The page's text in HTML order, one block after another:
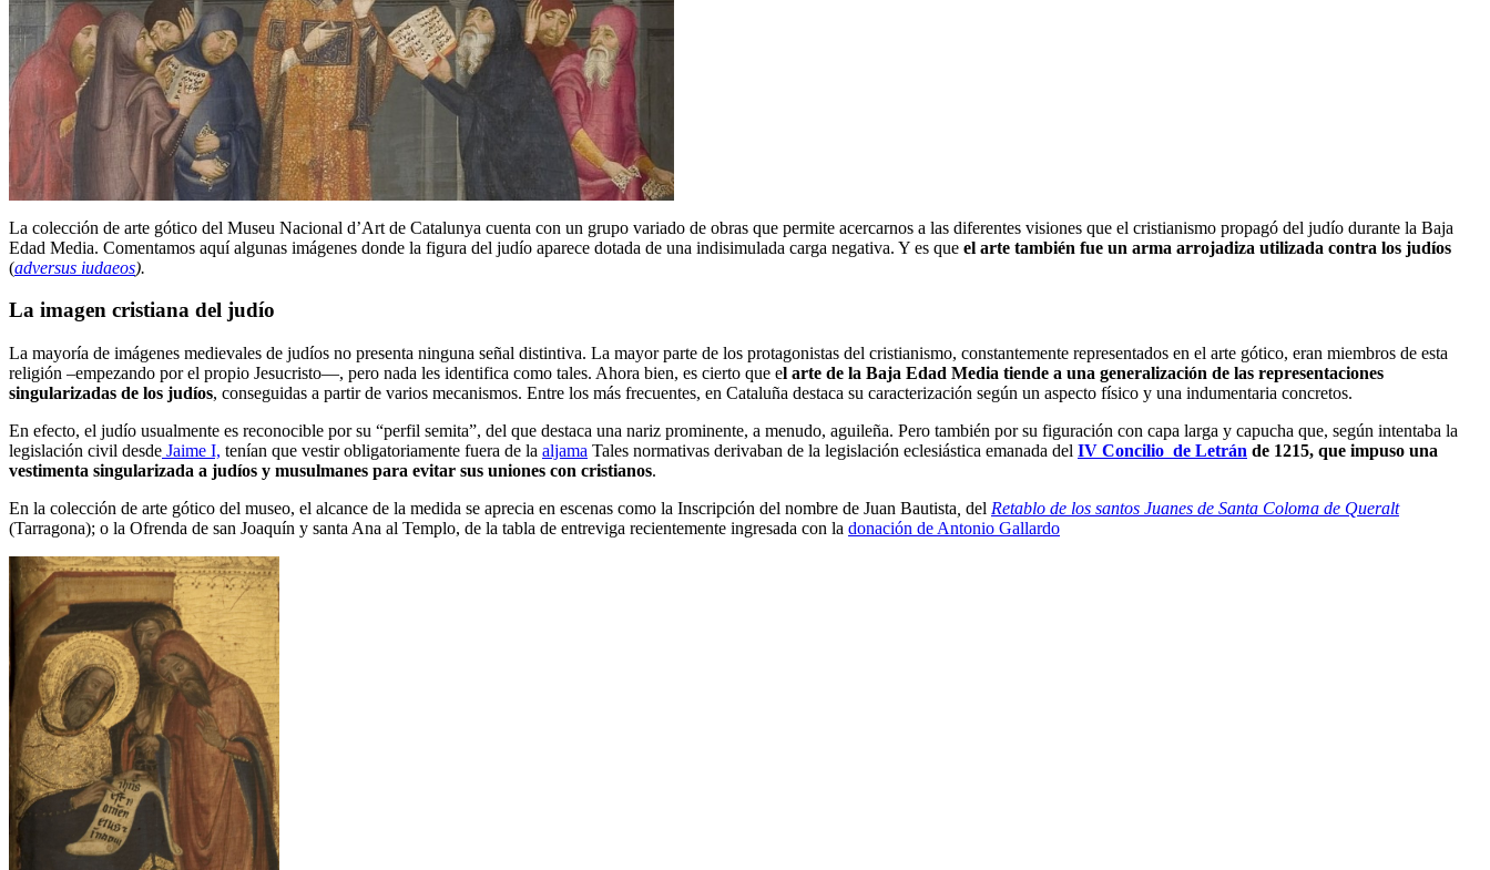
La colección de arte gótico del Museu Nacional d’Art de Catalunya cuenta con un grupo variado de obras que permite acercarnos a las diferentes visiones que el cristianismo propagó del judío durante la Baja
Edad Media. Comentamos aquí algunas imágenes donde la figura del judío aparece dotada de una indisimulada carga negativa. Y es que el arte también fue un arma arrojadiza utilizada contra los judíos
(adversus iudaeos).
La imagen cristiana del judío
La mayoría de imágenes medievales de judíos no presenta ninguna señal distintiva. La mayor parte de los protagonistas del cristianismo, constantemente representados en el arte gótico, eran miembros de esta
religión –empezando por el propio Jesucristo—, pero nada les identifica como tales. Ahora bien, es cierto que el arte de la Baja Edad Media tiende a una generalización de las representaciones
singularizadas de los judíos, conseguidas a partir de varios mecanismos. Entre los más frecuentes, en Cataluña destaca su caracterización según un aspecto físico y una indumentaria concretos.
En efecto, el judío usualmente es reconocible por su “perfil semita”, del que destaca una nariz prominente, a menudo, aguileña. Pero también por su figuración con capa larga y capucha que, según intentaba la
legislación civil desde Jaime I, tenían que vestir obligatoriamente fuera de la aljama Tales normativas derivaban de la legislación eclesiástica emanada del IV Concilio de Letrán de 1215, que impuso una
vestimenta singularizada a judíos y musulmanes para evitar sus uniones con cristianos.
En la colección de arte gótico del museo, el alcance de la medida se aprecia en escenas como la Inscripción del nombre de Juan Bautista del Retablo de los santos Juanes de Santa Coloma de Queralt
(Tarragona); o la Ofrenda de san Joaquín y santa Ana al Templo, de la tabla de entreviga recientemente ingresada con la donación de Antonio Gallardo